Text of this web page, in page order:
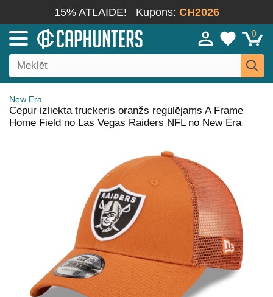
15% ATLAIDE! Kupons: CH2026
0
New Era
Cepur izliekta truckeris oranžs regulējams A Frame
Home Field no Las Vegas Raiders NFL no New Era